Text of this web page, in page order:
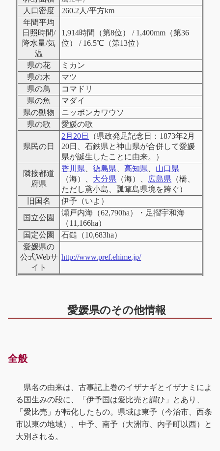
人口密度
260.2人/平方km
年間平均
日照時間/
降水量/気
温
1,914時間（第8位） / 1,400mm（第36
位） / 16.5℃（第13位）
県の花
ミカン
県の木
マツ
県の鳥
コマドリ
県の魚
マダイ
県の動物
ニッポンカワウソ
県の歌
愛媛の歌
県民の日
2月20日
（県政発足記念日：1873年2月
20日、石鉄県と神山県が合併して愛媛
県が誕生したことに由来。）
隣接都道
府県
香川県 、徳島県 、高知県
山口県
（海）、 大分県 （海）、 広島県 （橋、
ただし鳶小島、瓢箪島県境を跨ぐ）
旧国名
伊予（いよ）
国立公園
瀬戸内海（62,790ha）・足摺宇和海
（11,166ha）
国定公園
石鎚（10,683ha）
愛媛県の
公式Webサ
イト
http://www.pref.ehime.jp/
愛媛県のその他情報
全般
県名の由来は、古事記上巻のイザナギとイザナミによ
る国生みの段に、「伊予国は愛比売と謂ひ」とあり、
「愛比売」が転化したもの。県域は東予（今治市、西条
市以東の地域）、中予、南予（大洲市、内子町以西）と
大別される。